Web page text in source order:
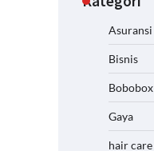
Asuransi
Bisnis
Bobobox
Gaya
hair care